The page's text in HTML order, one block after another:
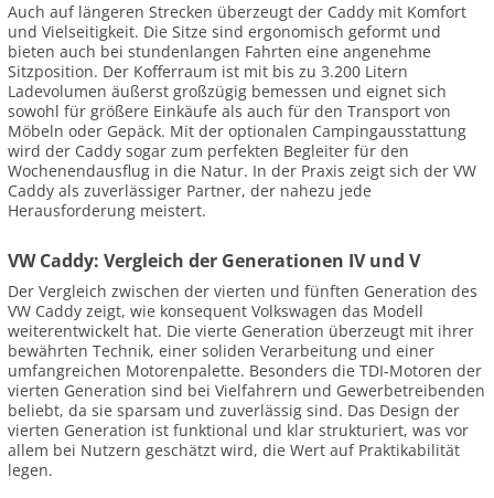
Auch auf längeren Strecken überzeugt der Caddy mit Komfort
und Vielseitigkeit. Die Sitze sind ergonomisch geformt und
bieten auch bei stundenlangen Fahrten eine angenehme
Sitzposition. Der Kofferraum ist mit bis zu 3.200 Litern
Ladevolumen äußerst großzügig bemessen und eignet sich
sowohl für größere Einkäufe als auch für den Transport von
Möbeln oder Gepäck. Mit der optionalen Campingausstattung
wird der Caddy sogar zum perfekten Begleiter für den
Wochenendausflug in die Natur. In der Praxis zeigt sich der VW
Caddy als zuverlässiger Partner, der nahezu jede
Herausforderung meistert.
VW Caddy: Vergleich der Generationen IV und V
Der Vergleich zwischen der vierten und fünften Generation des
VW Caddy zeigt, wie konsequent Volkswagen das Modell
weiterentwickelt hat. Die vierte Generation überzeugt mit ihrer
bewährten Technik, einer soliden Verarbeitung und einer
umfangreichen Motorenpalette. Besonders die TDI-Motoren der
vierten Generation sind bei Vielfahrern und Gewerbetreibenden
beliebt, da sie sparsam und zuverlässig sind. Das Design der
vierten Generation ist funktional und klar strukturiert, was vor
allem bei Nutzern geschätzt wird, die Wert auf Praktikabilität
legen.